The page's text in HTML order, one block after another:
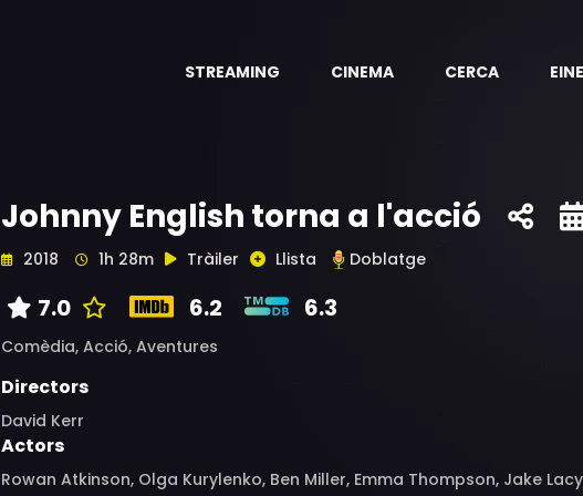
STREAMING CINEMA CERCA
Johnny English torna a l'acció
2018 1h 28m Tràiler Llista Doblatge
7.0 6.2 6.3
Comèdia, Acció, Aventures
Directors
David Kerr
Actors
Rowan Atkinson, Olga Kurylenko, Ben Miller, Emma Thompson, Jake